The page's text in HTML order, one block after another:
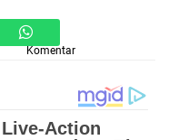
Komentar